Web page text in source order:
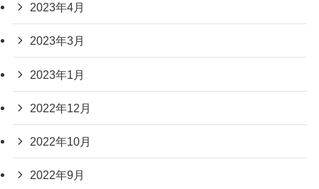
2023年4月
2023年3月
2023年1月
2022年12月
2022年10月
2022年9月